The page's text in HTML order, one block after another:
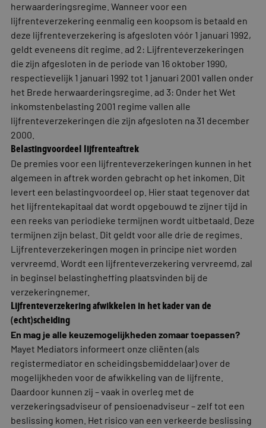
herwaarderingsregime. Wanneer voor een
lijfrenteverzekering eenmalig een koopsom is betaald en
deze lijfrenteverzekering is afgesloten vóór 1 januari 1992,
geldt eveneens dit regime. ad 2: Lijfrenteverzekeringen
die zijn afgesloten in de periode van 16 oktober 1990,
respectievelijk 1 januari 1992 tot 1 januari 2001 vallen onder
het Brede herwaarderingsregime. ad 3: Onder het Wet
inkomstenbelasting 2001 regime vallen alle
lijfrenteverzekeringen die zijn afgesloten na 31 december
2000.
Belastingvoordeel lijfrenteaftrek
De premies voor een lijfrenteverzekeringen kunnen in het
algemeen in aftrek worden gebracht op het inkomen. Dit
levert een belastingvoordeel op. Hier staat tegenover dat
het lijfrentekapitaal dat wordt opgebouwd te zijner tijd in
een reeks van periodieke termijnen wordt uitbetaald. Deze
termijnen zijn belast. Dit geldt voor alle drie de regimes.
Lijfrenteverzekeringen mogen in principe niet worden
vervreemd. Wordt een lijfrenteverzekering vervreemd, zal
in beginsel belastingheffing plaatsvinden bij de
verzekeringnemer.
Lijfrenteverzekering afwikkelen in het kader van de
(echt)scheiding
En mag je alle keuzemogelijkheden zomaar toepassen?
Mayet Mediators informeert onze cliënten (als
registermediator en scheidingsbemiddelaar) over de
mogelijkheden voor de afwikkeling van de lijfrente.
Daardoor kunnen zij – vaak in overleg met de
verzekeringsadviseur of pensioenadviseur – zelf tot een
beslissing komen. Het risico van een verkeerde beslissing